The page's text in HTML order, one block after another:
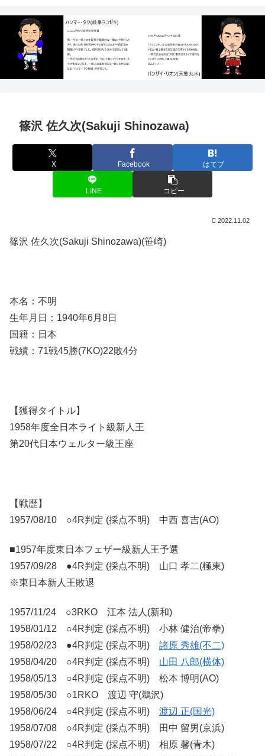
篠沢 佐久次(Sakuji Shinozawa)
X Facebook はてブ
LINE コピー
2022.11.02
篠沢 佐久次(Sakuji Shinozawa)(笹崎)
本名：不明
生年月日：1940年6月8日
国籍：日本
戦績：71戦45勝(7KO)22敗4分
【獲得タイトル】
1958年度全日本ライト級新人王
第20代日本ウェルター級王座
【戦歴】
1957/08/10 ○4R判定 (採点不明) 中西 喜吉(AO)
■1957年度東日本フェザー級新人王予選
1957/09/28 ●4R判定 (採点不明) 山口 孝二(極東)
※東日本新人王敗退
1957/11/24 ○3RKO 江本 法人(新和)
1958/01/12 ○4R判定 (採点不明) 小林 健治(帝拳)
1958/02/23 ●4R判定 (採点不明) 諸原 秀雄(不二)
1958/04/20 ○4R判定 (採点不明) 山田 八郎(横体)
1958/05/13 ○4R判定 (採点不明) 松本 博明(AO)
1958/05/30 ○1RKO 渡辺 守(鵜沢)
1958/06/24 ○4R判定 (採点不明) 渡辺 正(国光)
1958/07/08 ○4R判定 (採点不明) 田中 留男(京浜)
1958/07/22 ○4R判定 (採点不明) 相原 馨(青木)